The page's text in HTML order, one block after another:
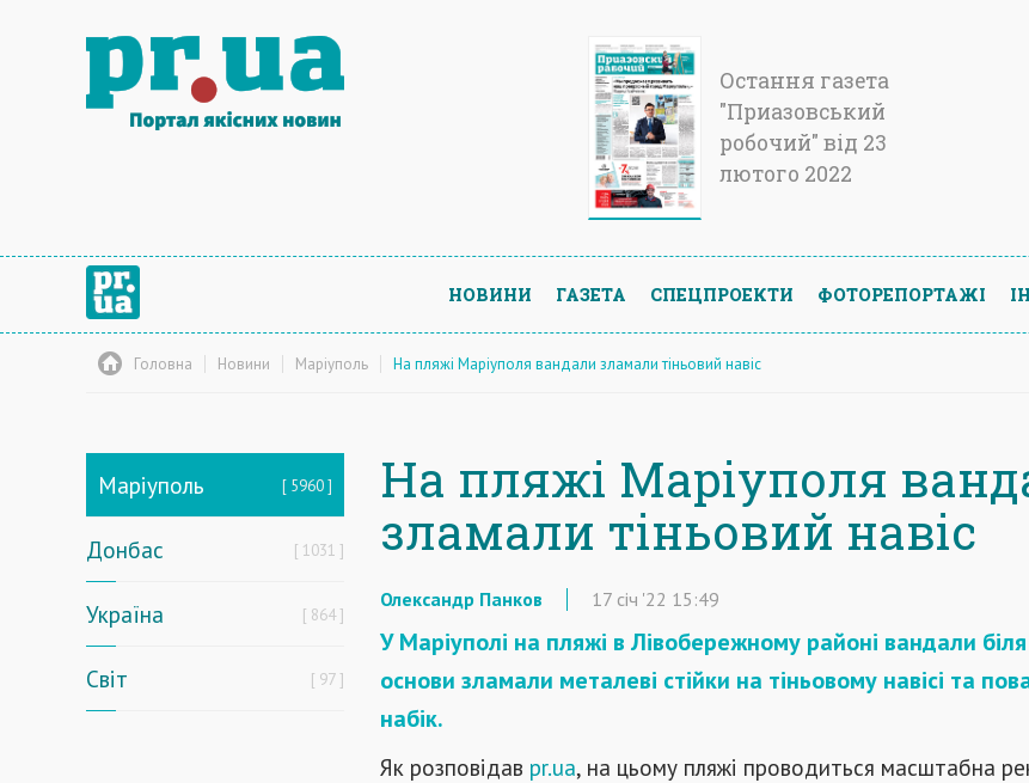
Остання газета
"Приазовський
робочий" від 23
лютого 2022
НОВИНИ ГАЗЕТА СПЕЦПРОЕКТИ ФОТОРЕПОРТАЖІ
Головна Новини Маріуполь На пляжі Маріуполя вандали зламали тіньовий навіс
Маріуполь 5960
Донбас 1031
Україна 864
Світ 97
На пляжі Маріуполя
зламали тіньовий навіс
Олександр Панков 17 січ '22 15:49
У Маріуполі на пляжі в Лівобережному районі вандали
основи зламали металеві стійки на тіньовому навісі та
набік.
Як розповідав pr.ua, на цьому пляжі проводиться масштабна